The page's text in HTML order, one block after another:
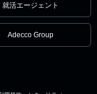
就活エージェント
Adecco Group